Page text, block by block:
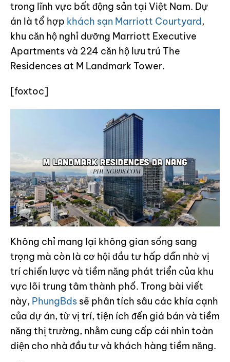
trong lĩnh vực bất động sản tại Việt Nam. Dự
án là tổ hợp khách sạn Marriott Courtyard,
khu căn hộ nghỉ dưỡng Marriott Executive
Apartments và 224 căn hộ lưu trú The
Residences at M Landmark Tower.
[foxtoc]
Không chỉ mang lại không gian sống sang
trọng mà còn là cơ hội đầu tư hấp dẫn nhờ vị
trí chiến lược và tiềm năng phát triển của khu
vực lõi trung tâm thành phố. Trong bài viết
này, PhungBds sẽ phân tích sâu các khía cạnh
của dự án, từ vị trí, tiện ích đến giá bán và tiềm
năng thị trường, nhằm cung cấp cái nhìn toàn
diện cho nhà đầu tư và khách hàng tiềm năng.